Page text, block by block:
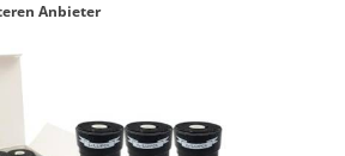
Anbieter